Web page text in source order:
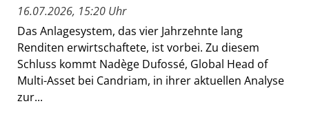
16.07.2026, 15:20 Uhr
Das Anlagesystem, das vier Jahrzehnte lang
Renditen erwirtschaftete, ist vorbei. Zu diesem
Schluss kommt Nadège Dufossé, Global Head of
Multi-Asset bei Candriam, in ihrer aktuellen Analyse
zur...